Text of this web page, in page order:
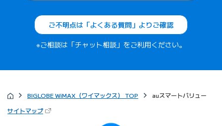
ご不明点は「よくある質問」よりご確認
※ご相談は「チャット相談」をご利用ください。
BIGLOBE WiMAX（ワイマックス） TOP
auスマートバリュー
サイトマップ（新しいタブで開きます）
びっぷるのページ